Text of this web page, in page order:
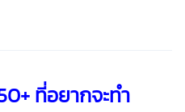
ที่อยากจะทำ